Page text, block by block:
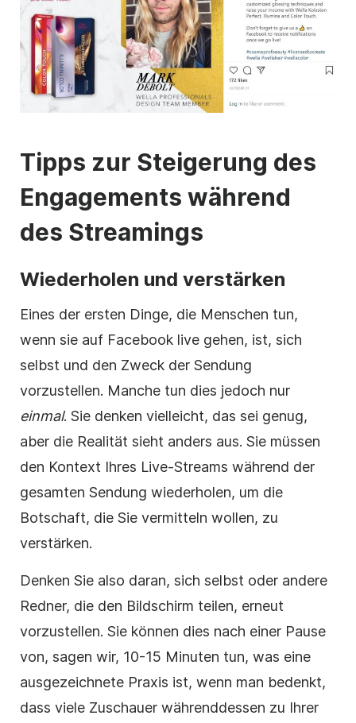
Tipps zur Steigerung des
Engagements während
des Streamings
Wiederholen und verstärken
Eines der ersten Dinge, die Menschen tun,
wenn sie auf Facebook live gehen, ist, sich
selbst und den Zweck der Sendung
vorzustellen. Manche tun dies jedoch nur
einmal. Sie denken vielleicht, das sei genug,
aber die Realität sieht anders aus. Sie müssen
den Kontext Ihres Live-Streams während der
gesamten Sendung wiederholen, um die
Botschaft, die Sie vermitteln wollen, zu
verstärken.
Denken Sie also daran, sich selbst oder andere
Redner, die den Bildschirm teilen, erneut
vorzustellen. Sie können dies nach einer Pause
von, sagen wir, 10-15 Minuten tun, was eine
ausgezeichnete Praxis ist, wenn man bedenkt,
dass viele Zuschauer währenddessen zu Ihrer